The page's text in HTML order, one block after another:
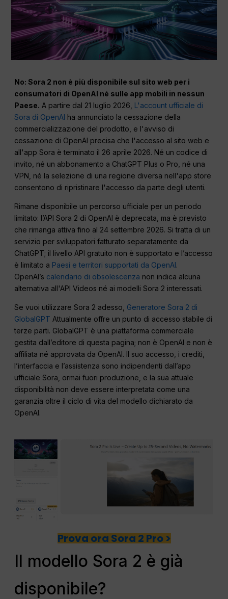
No: Sora 2 non è più disponibile sul sito web per i
consumatori di OpenAI né sulle app mobili in nessun
Paese. A partire dal 21 luglio 2026, L'account ufficiale di
Sora di OpenAI ha annunciato la cessazione della
commercializzazione del prodotto, e l'avviso di
cessazione di OpenAI precisa che l'accesso al sito web e
all'app Sora è terminato il 26 aprile 2026. Né un codice di
invito, né un abbonamento a ChatGPT Plus o Pro, né una
VPN, né la selezione di una regione diversa nell'app store
consentono di ripristinare l'accesso da parte degli utenti.
Rimane disponibile un percorso ufficiale per un periodo
limitato: l’API Sora 2 di OpenAI è deprecata, ma è previsto
che rimanga attiva fino al 24 settembre 2026. Si tratta di un
servizio per sviluppatori fatturato separatamente da
ChatGPT; il livello API gratuito non è supportato e l’accesso
è limitato a Paesi e territori supportati da OpenAI.
OpenAI’s calendario di obsolescenza non indica alcuna
alternativa all'API Videos né ai modelli Sora 2 interessati.
Se vuoi utilizzare Sora 2 adesso, Generatore Sora 2 di
GlobalGPT Attualmente offre un punto di accesso stabile di
terze parti. GlobalGPT è una piattaforma commerciale
gestita dall’editore di questa pagina; non è OpenAI e non è
affiliata né approvata da OpenAI. Il suo accesso, i crediti,
l’interfaccia e l’assistenza sono indipendenti dall’app
ufficiale Sora, ormai fuori produzione, e la sua attuale
disponibilità non deve essere interpretata come una
garanzia oltre il ciclo di vita del modello dichiarato da
OpenAI.
Prova ora Sora 2 Pro >
Il modello Sora 2 è già
disponibile?